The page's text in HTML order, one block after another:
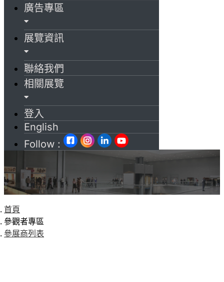
廣告專區
展覽資訊
聯絡我們
相關展覽
登入
English
Follow :
首頁
參觀者專區
參展商列表